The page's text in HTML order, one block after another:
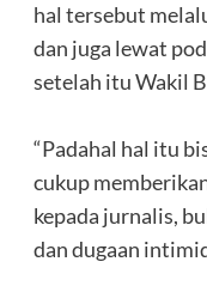
hal tersebut
dan juga lewat
setelah itu Wakil
‎“Padahal hal itu
cukup
kepada jurnalis,
dan dugaan